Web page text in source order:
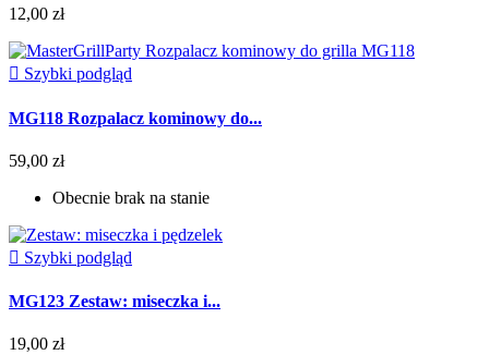
12,00 zł
 Szybki podgląd
MG118 Rozpalacz kominowy do...
59,00 zł
Obecnie brak na stanie
 Szybki podgląd
MG123 Zestaw: miseczka i...
19,00 zł